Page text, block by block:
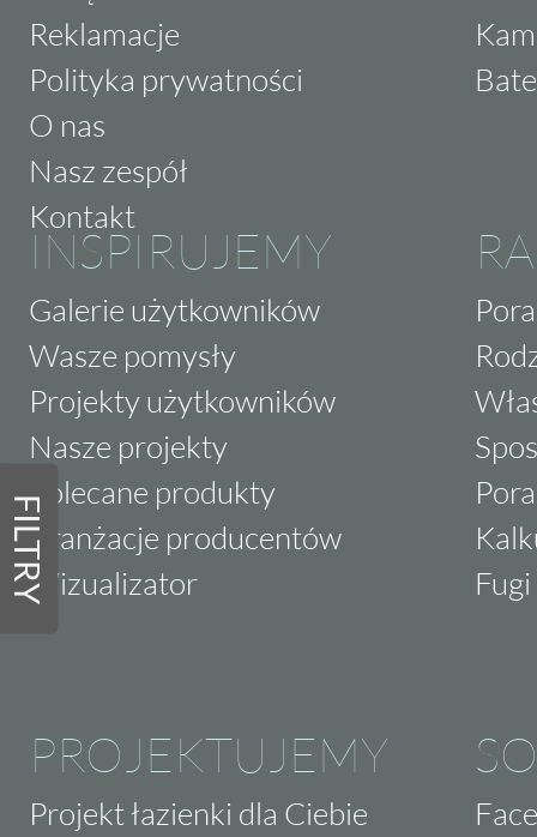
FILTRY
Reklamacje
Polityka prywatności
O nas
Nasz zespół
Kontakt
INSPIRUJEMY
Galerie użytkowników
Wasze pomysły
Projekty użytkowników
Nasze projekty
Polecane produkty
Aranżacje producentów
Wizualizator
PROJEKTUJEMY
Projekt łazienki dla Ciebie